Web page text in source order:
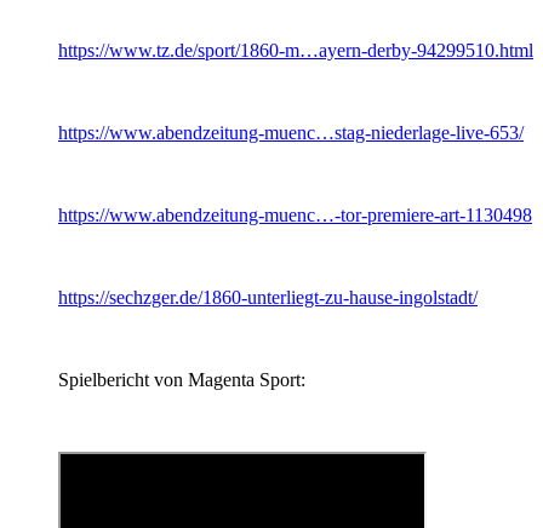
https://www.tz.de/sport/1860-m…ayern-derby-94299510.html
https://www.abendzeitung-muenc…stag-niederlage-live-653/
https://www.abendzeitung-muenc…-tor-premiere-art-1130498
https://sechzger.de/1860-unterliegt-zu-hause-ingolstadt/
Spielbericht von Magenta Sport: